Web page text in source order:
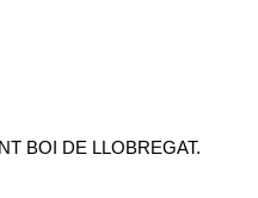
BOI DE LLOBREGAT.